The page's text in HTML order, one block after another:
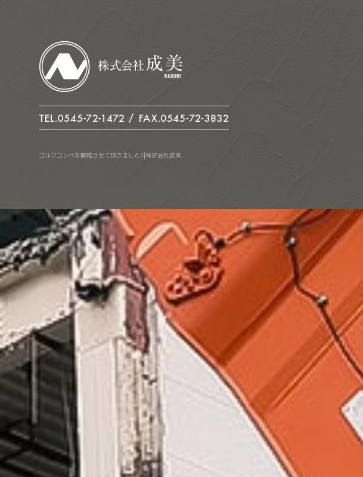
ゴルフコンペを開催させて頂きました!!|株式会社成美